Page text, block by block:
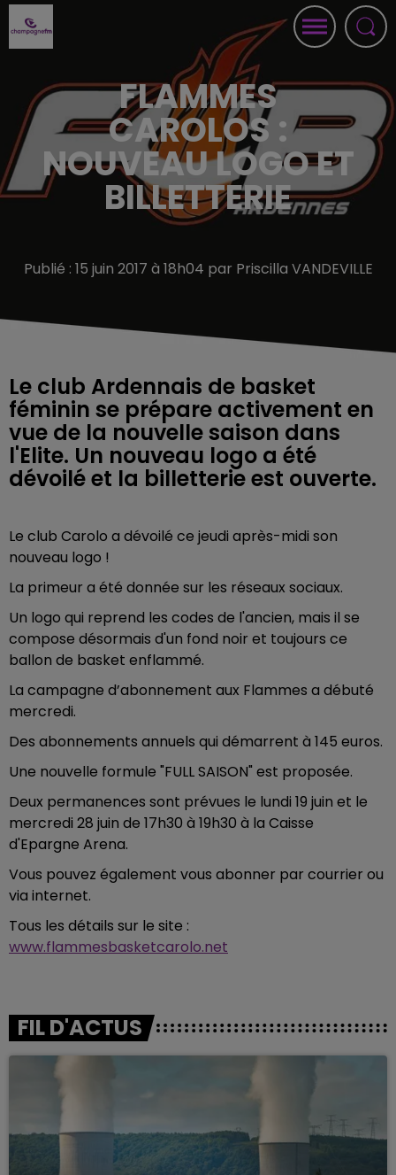
FLAMMES
CAROLOS :
NOUVEAU LOGO ET
BILLETTERIE
Publié : 15 juin 2017 à 18h04 par Priscilla VANDEVILLE
Le club Ardennais de basket
féminin se prépare activement en
vue de la nouvelle saison dans
l'Elite. Un nouveau logo a été
dévoilé et la billetterie est ouverte.
Le club Carolo a dévoilé ce jeudi après-midi son
nouveau logo !
La primeur a été donnée sur les réseaux sociaux.
Un logo qui reprend les codes de l'ancien, mais il se
compose désormais d'un fond noir et toujours ce
ballon de basket enflammé.
La campagne d’abonnement aux Flammes a débuté
mercredi.
Des abonnements annuels qui démarrent à 145 euros.
Une nouvelle formule "FULL SAISON" est proposée.
Deux permanences sont prévues le lundi 19 juin et le
mercredi 28 juin de 17h30 à 19h30 à la Caisse
d'Epargne Arena.
Vous pouvez également vous abonner par courrier ou
via internet.
Tous les détails sur le site :
www.flammesbasketcarolo.net
FIL D'ACTUS